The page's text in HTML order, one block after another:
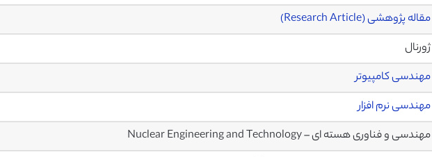
مقاله پژوهشی (Research Article)
ژورنال
مهندسی کامپیوتر
مهندسی نرم افزار
مهندسی و فناوری هسته ای – Nuclear Engineering and Technology